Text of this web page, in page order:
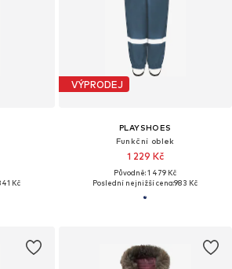
Kč
VÝPRODEJ
PLAYSHOES
Funkční oblek
1 229 Kč
Původně: 1 479 Kč
Poslední nejnižší cena:983 Kč